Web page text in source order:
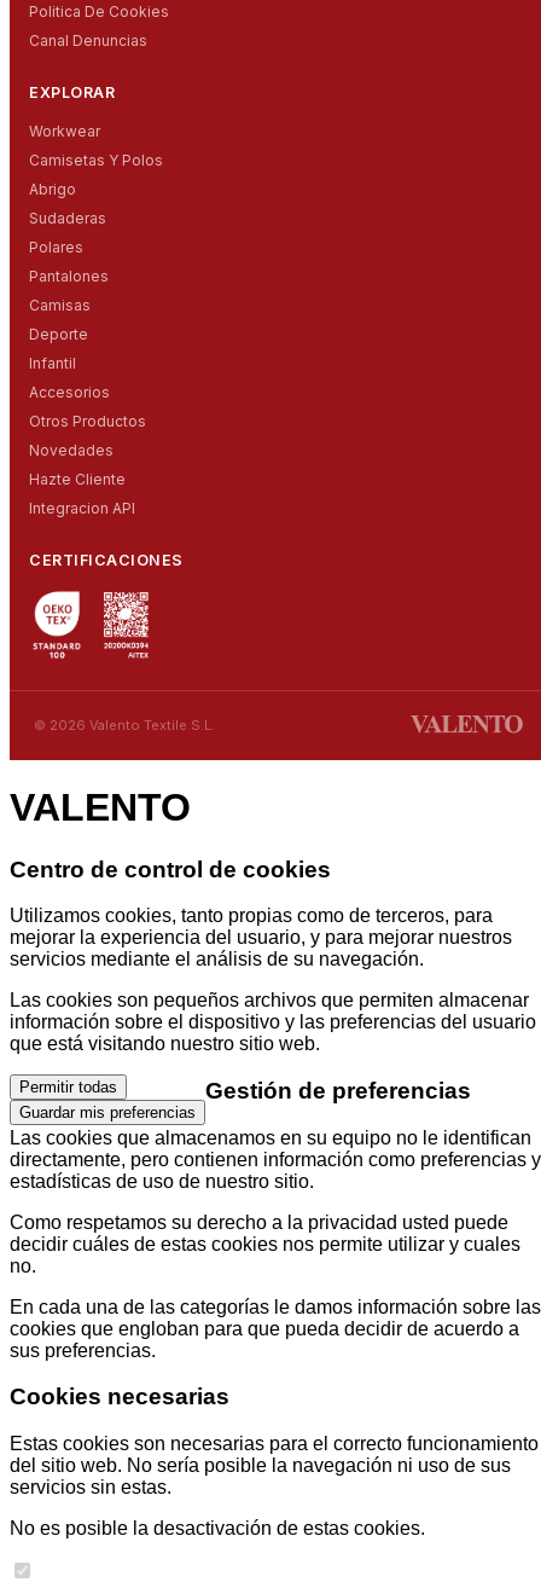
Politica De Cookies
Canal Denuncias
EXPLORAR
Workwear
Camisetas Y Polos
Abrigo
Sudaderas
Polares
Pantalones
Camisas
Deporte
Infantil
Accesorios
Otros Productos
Novedades
Hazte Cliente
Integracion API
CERTIFICACIONES
© 2026 Valento Textile S.L.
VALENTO
Centro de control de cookies
Utilizamos cookies, tanto propias como de terceros, para
mejorar la experiencia del usuario, y para mejorar nuestros
servicios mediante el análisis de su navegación.
Las cookies son pequeños archivos que permiten almacenar
información sobre el dispositivo y las preferencias del usuario
que está visitando nuestro sitio web.
Permitir todas
Guardar mis preferencias
Gestión de preferencias
Las cookies que almacenamos en su equipo no le identifican
directamente, pero contienen información como preferencias y
estadísticas de uso de nuestro sitio.
Como respetamos su derecho a la privacidad usted puede
decidir cuáles de estas cookies nos permite utilizar y cuales
no.
En cada una de las categorías le damos información sobre las
cookies que engloban para que pueda decidir de acuerdo a
sus preferencias.
Cookies necesarias
Estas cookies son necesarias para el correcto funcionamiento
del sitio web. No sería posible la navegación ni uso de sus
servicios sin estas.
No es posible la desactivación de estas cookies.